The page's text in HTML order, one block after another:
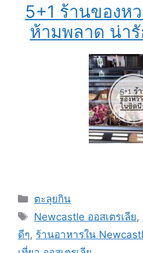
5+1 ร้านของห
ห้ามพลาด น่ารั
ตะลุยกิน
Newcastle ออสเตรเลีย,
ดีๆ, ร้านอาหารใน